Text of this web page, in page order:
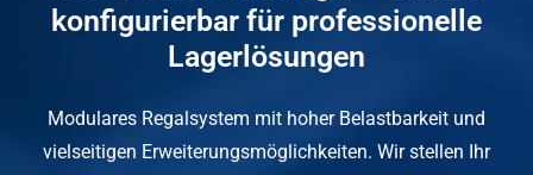
konfigurierbar für professionelle
Lagerlösungen
Modulares Regalsystem mit hoher Belastbarkeit und
vielseitigen Erweiterungsmöglichkeiten. Wir stellen Ihr